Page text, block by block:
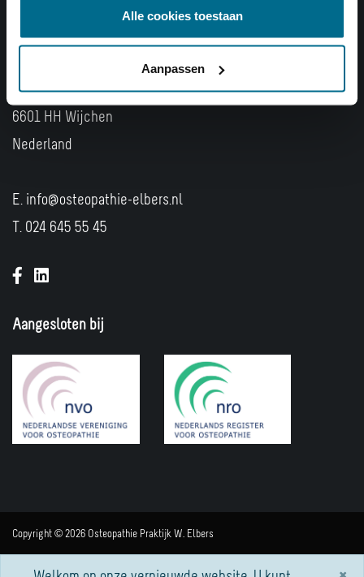
Alle cookies toestaan
Aanpassen
Osteopathie praktijk W. Elbers
Kelvinstraat 45A
6601 HH Wijchen
Nederland
E. info@osteopathie-elbers.nl
T. 024 645 55 45
Aangesloten bij
Copyright © 2026 Osteopathie Praktijk W. Elbers